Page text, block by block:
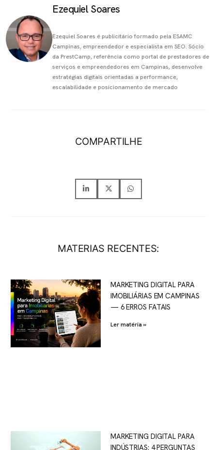
Ezequiel Soares
Ezequiel Soares é publicitário formado pela ESAMC
Campinas, empreendedor e especialista em SEO. Sócio
da PrestCamp, referência como portal de prestadores de
serviços e empreendedores em Campinas, desenvolve
estratégias digitais orientadas a performance,
escalabilidade e posicionamento de mercado
COMPARTILHE
MATERIAS RECENTES:
MARKETING DIGITAL PARA
IMOBILIÁRIAS EM CAMPINAS
— 6 ERROS FATAIS
Ler matéria »
MARKETING DIGITAL PARA
INDÚSTRIAS: 4 PERGUNTAS